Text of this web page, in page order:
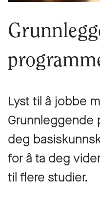
Lyst til å jobbe
Grunnleggende
deg
for å ta deg
til flere studier.